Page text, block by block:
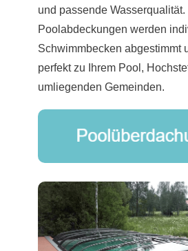
und passende
Poolabdeckungen werden
Schwimmbecken abgestimmt
perfekt zu Ihrem Pool,
umliegenden Gemeinden.